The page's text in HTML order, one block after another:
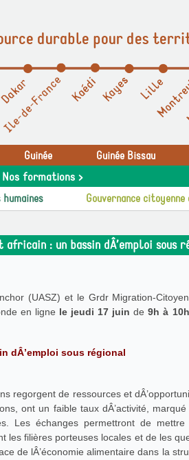
durable pour des
Guinée Guinée Bissau
Nos formations >
Gouvernance
: un bassin dÂ’emploi sous
(UASZ) et le Grdr Migration-
en ligne le jeudi 17 juin de 9h à
dÂ’emploi sous régional
regorgent de ressources et
ont un faible taux dÂ’activité,
Les échanges permettront de
les filières porteuses locales et de les
de lÂ’économie alimentaire dans la